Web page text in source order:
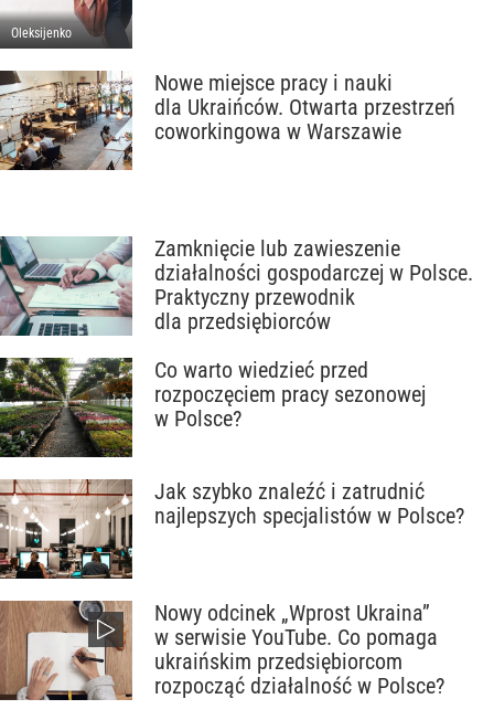
Oleksijenko
Nowe miejsce pracy i nauki
dla Ukraińców. Otwarta przestrzeń
coworkingowa w Warszawie
Zamknięcie lub zawieszenie
działalności gospodarczej w Polsce.
Praktyczny przewodnik
dla przedsiębiorców
Co warto wiedzieć przed
rozpoczęciem pracy sezonowej
w Polsce?
Jak szybko znaleźć i zatrudnić
najlepszych specjalistów w Polsce?
Nowy odcinek „Wprost Ukraina”
w serwisie YouTube. Co pomaga
ukraińskim przedsiębiorcom
rozpocząć działalność w Polsce?